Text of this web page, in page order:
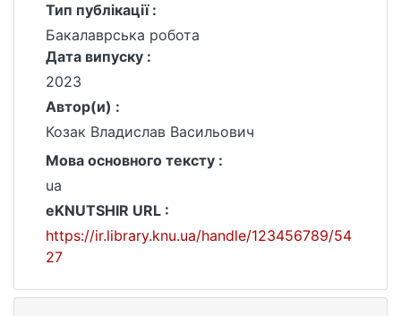
Тип публікації :
Бакалаврська робота
Дата випуску :
2023
Автор(и) :
Козак Владислав Васильович
Мова основного тексту :
ua
eKNUTSHIR URL :
https://ir.library.knu.ua/handle/123456789/54
27